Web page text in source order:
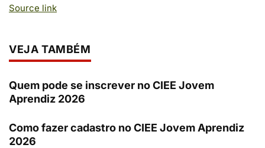
Source link
VEJA TAMBÉM
Quem pode se inscrever no CIEE Jovem
Aprendiz 2026
Como fazer cadastro no CIEE Jovem Aprendiz
2026